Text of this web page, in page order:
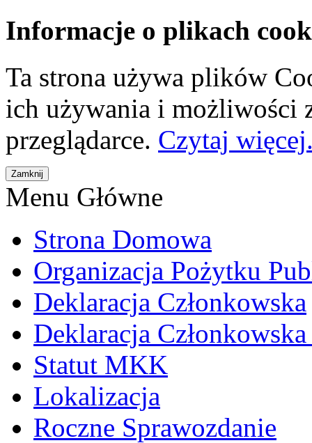
Informacje o plikach
Ta strona używa plików
ich używania i możliwości
przeglądarce. Czytaj
Menu Główne
Strona Domowa
Organizacja Pożytku
Deklaracja Członkowska
Deklaracja
Statut MKK
Lokalizacja
Roczne Sprawozdanie